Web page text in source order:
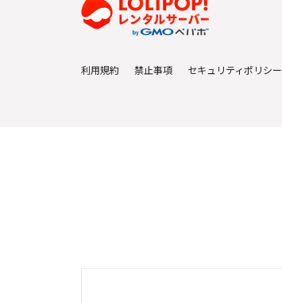
利用規約 禁止事項 セキュリティポリシー